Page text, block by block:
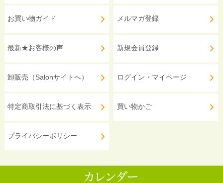
お買い物ガイド
最新★お客様の声
卸販売（Salonサイトへ）
特定商取引法に基づく表示
プライバシーポリシー
メルマガ登録
新規会員登録
ログイン・マイページ
買い物かご